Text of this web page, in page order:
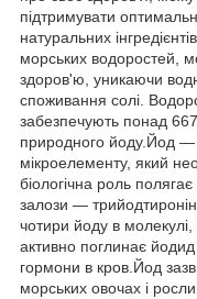
підтримувати
натуральних
морських водоростей,
здоров'ю, уникаючи
споживання солі.
забезпечують понад
природного йоду.Йод —
мікроелементу, який
біологічна роль
залози —
чотири йоду в
активно поглинає
гормони в кров.Йод
морських овочах і